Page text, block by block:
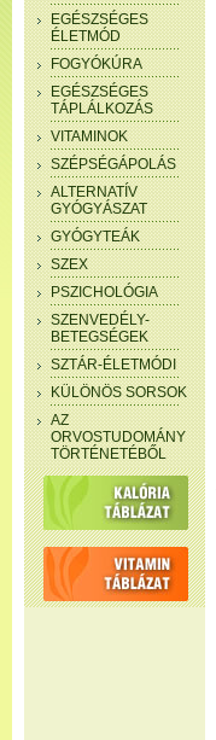
EGÉSZSÉGES
ÉLETMÓD
FOGYÓKÚRA
EGÉSZSÉGES
TÁPLÁLKOZÁS
VITAMINOK
SZÉPSÉGÁPOLÁS
ALTERNATÍV
GYÓGYÁSZAT
GYÓGYTEÁK
SZEX
PSZICHOLÓGIA
SZENVEDÉLY-
BETEGSÉGEK
SZTÁR-ÉLETMÓDI
KÜLÖNÖS SORSOK
AZ
ORVOSTUDOMÁNY
TÖRTÉNETÉBŐL